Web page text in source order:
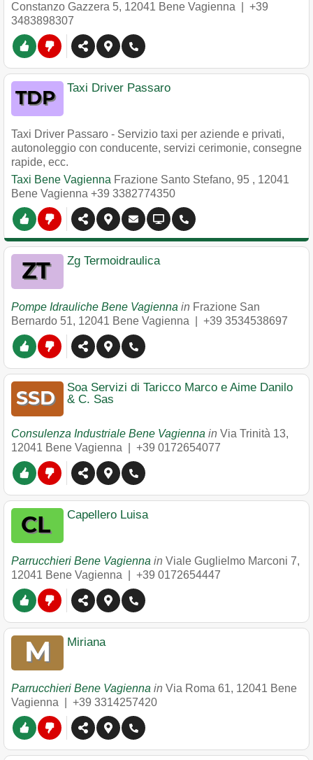
Constanzo Gazzera 5, 12041 Bene Vagienna
+39
3483898307
Taxi Driver Passaro
Taxi Driver Passaro - Servizio taxi per aziende e privati,
autonoleggio con conducente, servizi cerimonie, consegne
rapide, ecc.
Taxi Bene Vagienna Frazione Santo Stefano, 95 , 12041
Bene Vagienna +39 3382774350
Zg Termoidraulica
Pompe Idrauliche Bene Vagienna in Frazione San
Bernardo 51, 12041 Bene Vagienna +39 3534538697
Soa Servizi di Taricco Marco e Aime Danilo
& C. Sas
Consulenza Industriale Bene Vagienna in Via Trinità 13,
12041 Bene Vagienna +39 0172654077
Capellero Luisa
Parrucchieri Bene Vagienna in Viale Guglielmo Marconi 7,
12041 Bene Vagienna +39 0172654447
Miriana
Parrucchieri Bene Vagienna in Via Roma 61, 12041 Bene
Vagienna
+39 3314257420